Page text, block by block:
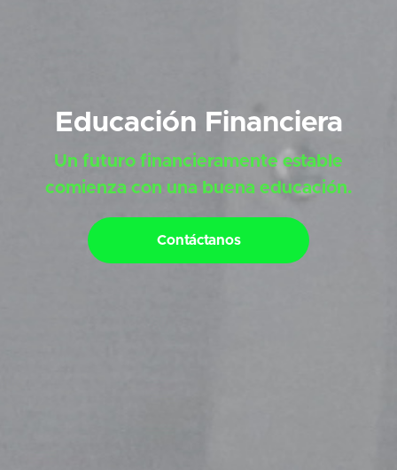
Educación Financiera
Un futuro financieramente estable
comienza con una buena educación.
Contáctanos